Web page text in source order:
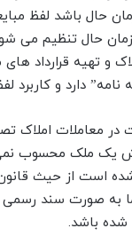
حال باشد لفظ
حال تنظیم می
و تهیه قرارداد
دارد و کاربرد
در معاملات املاک
یک ملک محسوب
است از حیث
به صورت سند
شده باشد.